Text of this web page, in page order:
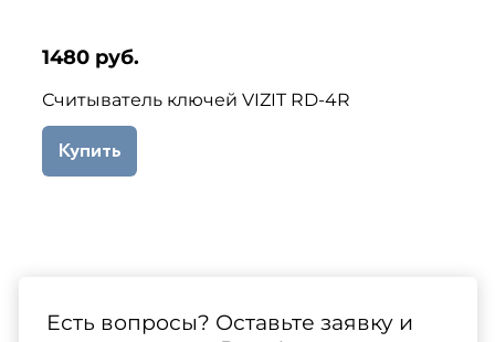
1480 руб.
Считыватель ключей VIZIT RD-4R
Купить
Есть вопросы? Оставьте заявку и